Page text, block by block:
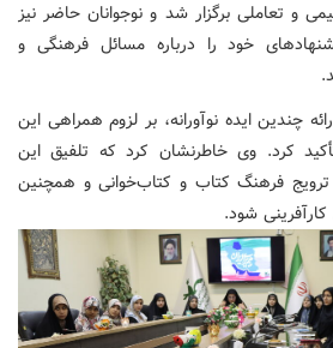
تعاملی برگزار شد و نوجوانان حاضر نیز
خود را درباره مسائل فرهنگی و
چندین ایده نوآورانه، بر لزوم همراهی این
کرد. وی خاطرنشان کرد که تلفیق این
ترویج فرهنگ کتاب و کتاب‌خوانی و همچنین
شود.